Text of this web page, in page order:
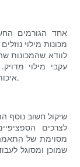
אחד הגורמים
מכונות מילוי
לוודא שהמכונות
עקבי מילוי
איכותי ומציעים אחריות או ערבויות על המוצרים שלהם.
שיקול חשוב
לצרכים
מסוימת של
שמוכן ומסוגל